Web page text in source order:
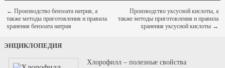
← Производство бензоата натрия, а
также методы приготовления и правила
хранения бензоата натрия
Производство уксусной кислоты, а
также методы приготовления и правила
хранения уксусной кислоты →
ЭНЦИКЛОПЕДИЯ
Хлорофилл – полезные свойства